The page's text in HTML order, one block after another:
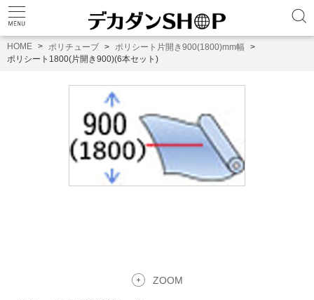
HOME ポリチューブ
ポリシート片開き900(1800)mm幅
ポリシート1800(片開き900)(6本セット)
ZOOM